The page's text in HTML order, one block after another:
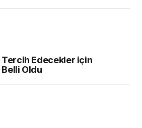
Tercih Edecekler için
Oldu